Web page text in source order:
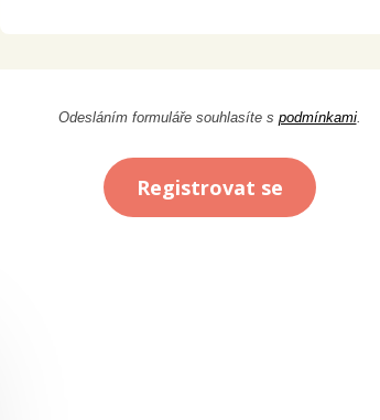
Odesláním formuláře souhlasíte s podmínkami.
Registrovat se